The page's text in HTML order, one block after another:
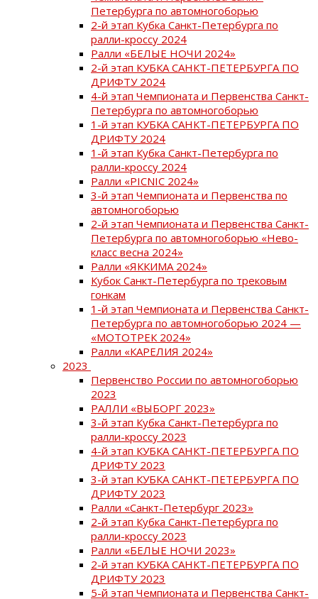
Петербурга по автомногоборью
2-й этап Кубка Санкт-Петербурга по
ралли-кроссу 2024
Ралли «БЕЛЫЕ НОЧИ 2024»
2-й этап КУБКА САНКТ-ПЕТЕРБУРГА ПО
ДРИФТУ 2024
4-й этап Чемпионата и Первенства Санкт-
Петербурга по автомногоборью
1-й этап КУБКА САНКТ-ПЕТЕРБУРГА ПО
ДРИФТУ 2024
1-й этап Кубка Санкт-Петербурга по
ралли-кроссу 2024
Ралли «PICNIC 2024»
3-й этап Чемпионата и Первенства по
автомногоборью
2-й этап Чемпионата и Первенства Санкт-
Петербурга по автомногоборью «Нево-
класс весна 2024»
Ралли «ЯККИМА 2024»
Кубок Санкт-Петербурга по трековым
гонкам
1-й этап Чемпионата и Первенства Санкт-
Петербурга по автомногоборью 2024 —
«МОТОТРЕК 2024»
Ралли «КАРЕЛИЯ 2024»
2023
Первенство России по автомногоборью
2023
РАЛЛИ «ВЫБОРГ 2023»
3-й этап Кубка Санкт-Петербурга по
ралли-кроссу 2023
4-й этап КУБКА САНКТ-ПЕТЕРБУРГА ПО
ДРИФТУ 2023
3-й этап КУБКА САНКТ-ПЕТЕРБУРГА ПО
ДРИФТУ 2023
Ралли «Санкт-Петербург 2023»
2-й этап Кубка Санкт-Петербурга по
ралли-кроссу 2023
Ралли «БЕЛЫЕ НОЧИ 2023»
2-й этап КУБКА САНКТ-ПЕТЕРБУРГА ПО
ДРИФТУ 2023
5-й этап Чемпионата и Первенства Санкт-